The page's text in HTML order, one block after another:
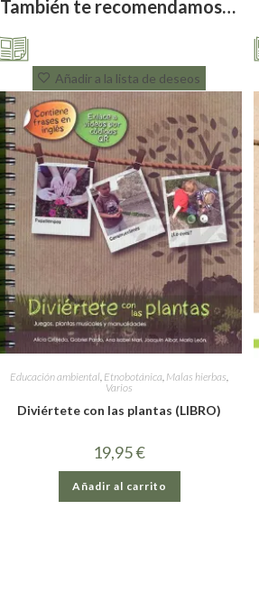
También te recomendamos…
Añadir a la lista de deseos
Educación ambiental Etnobotánica Malas hierbas
Varios
Diviértete con las plantas (LIBRO)
19,95€
Añadir al carrito